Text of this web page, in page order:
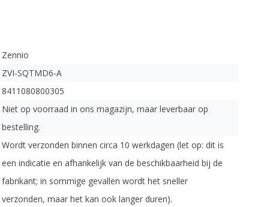
Zennio
ZVI-SQTMD6-A
8411080800305
Niet op voorraad in ons magazijn, maar leverbaar op
bestelling.
Wordt verzonden binnen circa 10 werkdagen (let op: dit is
een indicatie en afhankelijk van de beschikbaarheid bij de
fabrikant; in sommige gevallen wordt het sneller
verzonden, maar het kan ook langer duren).